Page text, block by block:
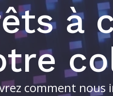
à
comment nous